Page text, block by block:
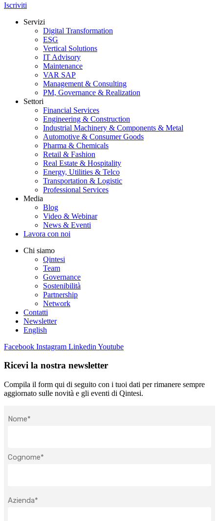
Iscriviti
Servizi
Digital Transformation
ESG
Vertical Solutions
IT Advisory
Maintenance
VAR SAP
Management & Consulting
PM, Governance & Realization
Settori
Financial Services
Engineering & Construction
Industrial Machinery & Components & Metal
Automotive & Consumer Goods
Pharma & Chemicals
Retail & Fashion
Real Estate & Hospitality
Energy, Utilities & Telco
Transportation & Logistic
Professional Services
Media
Blog
Video & Webinar
News & Eventi
Lavora con noi
Chi siamo
Qintesi
Team
Governance
Sostenibilità
Partnership
Network
Contatti
Newsletter
English
Facebook Instagram Linkedin Youtube
Ricevi la nostra newsletter
Compila il form qui di seguito con i tuoi dati per rimanere sempre
aggiornato sulle novità e gli eventi di Qintesi.